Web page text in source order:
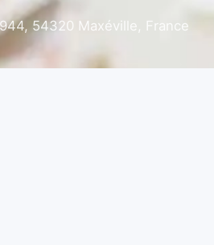
54320 Maxéville, France